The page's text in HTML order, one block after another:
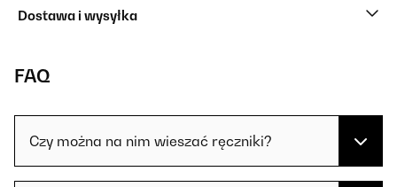
Dostawa i wysyłka
FAQ
Czy można na nim wieszać ręczniki?